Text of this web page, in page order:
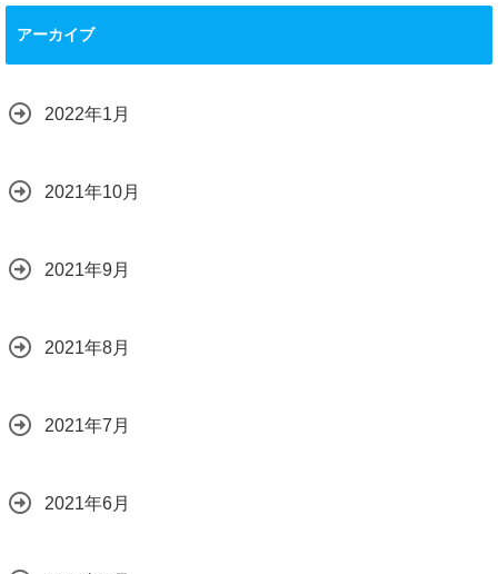
アーカイブ
2022年1月
2021年10月
2021年9月
2021年8月
2021年7月
2021年6月